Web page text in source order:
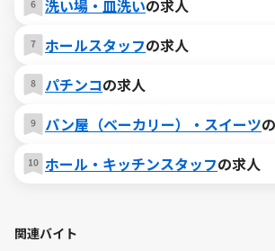
洗い場・皿洗いの求人
ホールスタッフの求人
パチンコの求人
パン屋（ベーカリー）・スイーツ
ホール・キッチンスタッフの求人
関連バイト